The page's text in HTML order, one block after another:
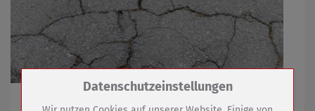
Zum Betrieb der Seite notwendige Cookies /
Datenschutzeinstellungen